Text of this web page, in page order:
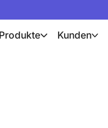
Produkte Kunden